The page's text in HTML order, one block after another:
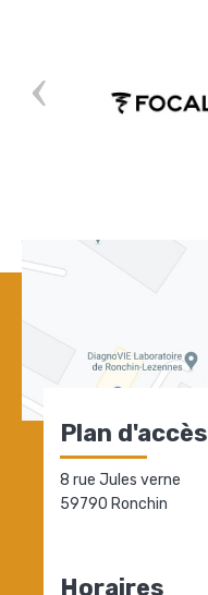
Plan d'accès
8 rue Jules verne
59790 Ronchin
Horaires